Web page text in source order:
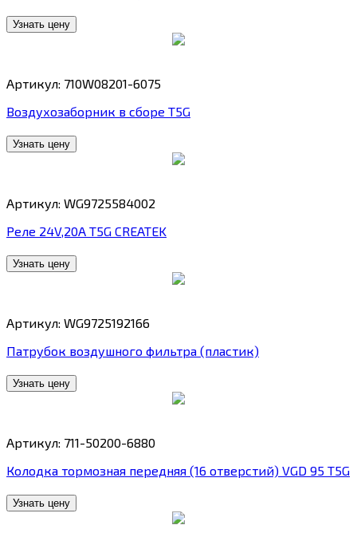
Узнать цену
Артикул: 710W08201-6075
Воздухозаборник в сборе T5G
Узнать цену
Артикул: WG9725584002
Реле 24V,20A T5G CREATEK
Узнать цену
Артикул: WG9725192166
Патрубок воздушного фильтра (пластик)
Узнать цену
Артикул: 711-50200-6880
Колодка тормозная передняя (16 отверстий) VGD 95 T5G
Узнать цену